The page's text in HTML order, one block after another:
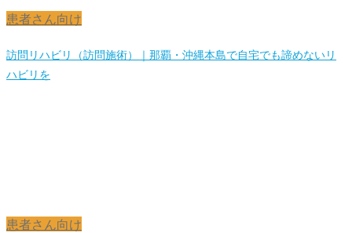
患者さん向け
訪問リハビリ（訪問施術）｜那覇・沖縄本島で自宅でも諦めないリ
ハビリを
患者さん向け